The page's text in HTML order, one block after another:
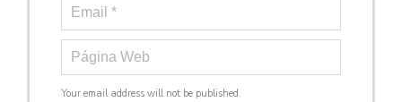
Your email address will not be published.